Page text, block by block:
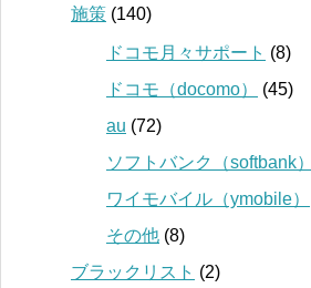
施策 (140)
ドコモ月々サポート (8)
ドコモ（docomo）
(45)
au (72)
ソフトバンク（softbank）
ワイモバイル（ymobile）
その他 (8)
ブラックリスト (2)